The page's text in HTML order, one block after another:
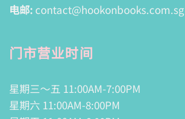
电邮: contact@hookonbooks.com.sg
门市营业时间
星期三～五 11:00AM-7:00PM
星期六 11:00AM-8:00PM